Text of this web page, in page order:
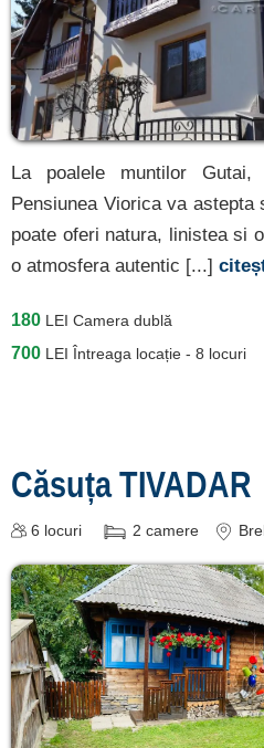
La poalele muntilor
Pensiunea Viorica va
poate oferi natura, linistea si
o atmosfera autentic [...]
180 LEI Camera dublă
700 LEI Întreaga locație - 8 locuri
Căsuța TIVADAR
6 locuri 2 camere